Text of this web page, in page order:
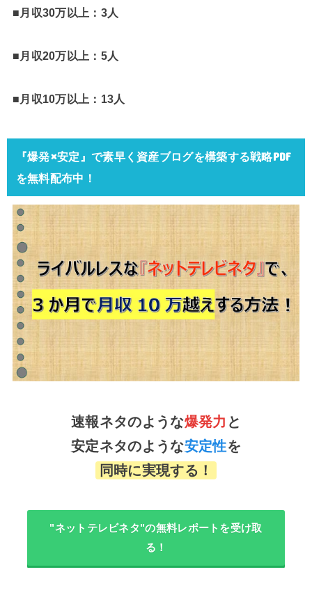
■月収30万以上：3人
■月収20万以上：5人
■月収10万以上：13人
『爆発×安定』で素早く資産ブログを構築する戦略PDF
を無料配布中！
速報ネタのような爆発力 と
安定ネタのような安定性を
同時に実現する！
"ネットテレビネタ"の無料レポートを受け取
る！